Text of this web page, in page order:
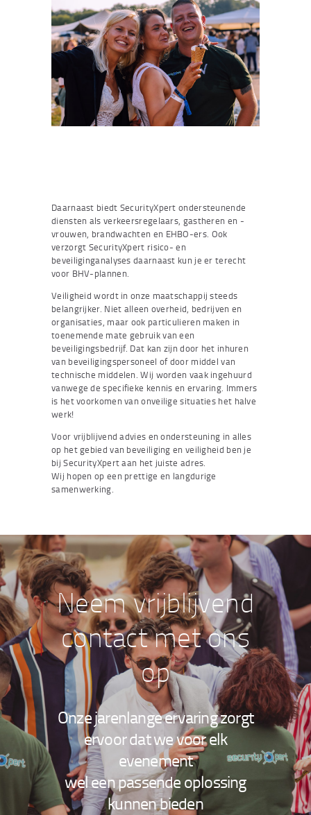
Daarnaast biedt SecurityXpert ondersteunende
diensten als verkeersregelaars, gastheren en -
vrouwen, brandwachten en EHBO-ers. Ook
verzorgt SecurityXpert risico- en
beveiliginganalyses daarnaast kun je er terecht
voor BHV-plannen.
Veiligheid wordt in onze maatschappij steeds
belangrijker. Niet alleen overheid, bedrijven en
organisaties, maar ook particulieren maken in
toenemende mate gebruik van een
beveiligingsbedrijf. Dat kan zijn door het inhuren
van beveiligingspersoneel of door middel van
technische middelen. Wij worden vaak ingehuurd
vanwege de specifieke kennis en ervaring. Immers
is het voorkomen van onveilige situaties het halve
werk!
Voor vrijblijvend advies en ondersteuning in alles
op het gebied van beveiliging en veiligheid ben je
bij SecurityXpert aan het juiste adres.
Wij hopen op een prettige en langdurige
samenwerking.
Neem vrijblijvend
contact met ons
op
Onze jarenlange ervaring zorgt
ervoor dat we voor elk
evenement
wel een passende oplossing
kunnen bieden